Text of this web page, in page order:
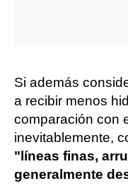
Si además
a recibir menos
comparación con
inevitablemente,
"líneas finas,
generalmente